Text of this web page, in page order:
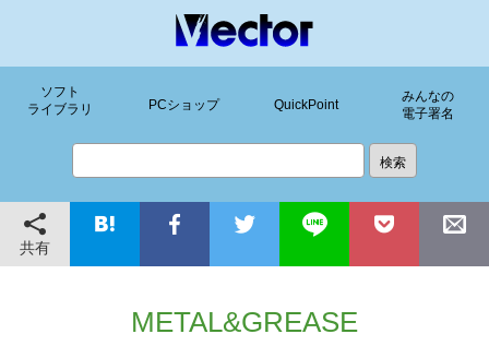
ソフト
ライブラリ
PCショップ QuickPoint
みんなの
電子署名
共有
METAL&GREASE